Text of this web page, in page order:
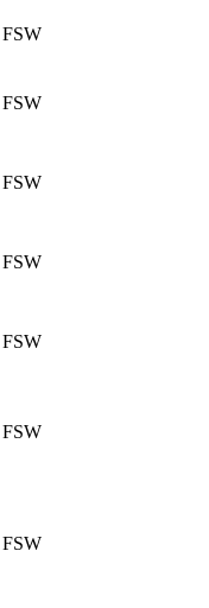
FSW
FSW
FSW
FSW
FSW
FSW
FSW